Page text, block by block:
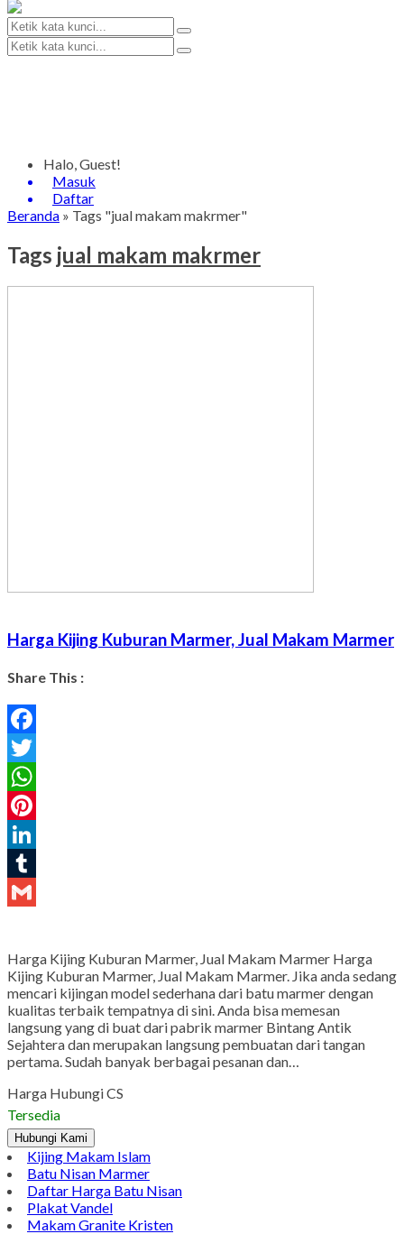
Halo, Guest!
Masuk
Daftar
Beranda » Tags "jual makam makrmer"
Tags jual makam makrmer
Harga Kijing Kuburan Marmer, Jual Makam Marmer
Share This :
Facebook
Twitter
WhatsApp
Pinterest
LinkedIn
Tumblr
Harga Kijing Kuburan Marmer, Jual Makam Marmer Harga
Kijing Kuburan Marmer, Jual Makam Marmer. Jika anda sedang
mencari kijingan model sederhana dari batu marmer dengan
kualitas terbaik tempatnya di sini. Anda bisa memesan
langsung yang di buat dari pabrik marmer Bintang Antik
Sejahtera dan merupakan langsung pembuatan dari tangan
pertama. Sudah banyak berbagai pesanan dan…
Harga Hubungi CS
Tersedia
Hubungi Kami
Kijing Makam Islam
Batu Nisan Marmer
Daftar Harga Batu Nisan
Plakat Vandel
Makam Granite Kristen